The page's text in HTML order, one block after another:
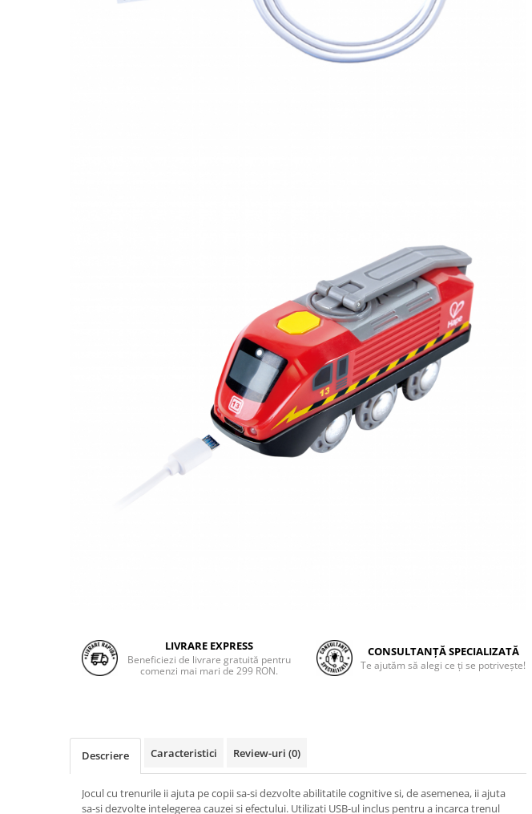
LIVRARE EXPRESS
Beneficiezi de livrare gratuită pentru
comenzi mai mari de 299 RON.
CONSULTANȚĂ SPECIALIZATĂ
Te ajutăm să alegi ce ți se potrivește!
Descriere Caracteristici Review-uri (0)
Jocul cu trenurile ii ajuta pe copii sa-si dezvolte abilitatile cognitive si, de asemenea, ii ajuta
sa-si dezvolte intelegerea cauzei si efectului. Utilizati USB-ul inclus pentru a incarca trenul